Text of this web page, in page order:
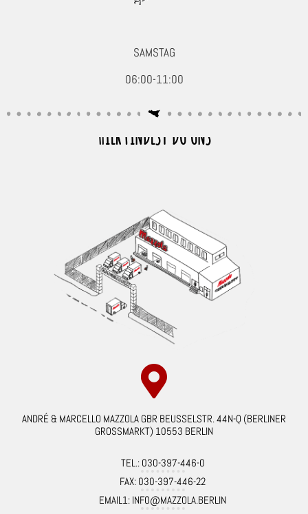
SAMSTAG
06:00-11:00
HIER FINDEST DU UNS
ANDRÉ & MARCELLO MAZZOLA GBR BEUSSELSTR. 44N-Q (BERLINER
GROSSMARKT) 10553 BERLIN
TEL.: 030-397-446-0
FAX: 030-397-446-22
EMAIL1: INFO@MAZZOLA.BERLIN